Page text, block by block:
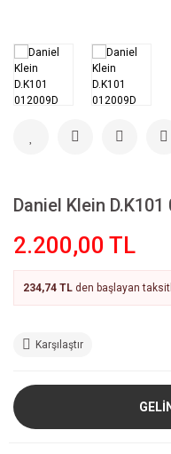
Daniel Klein
2.200,00 TL
234,74 TL den başlayan
Karşılaştır